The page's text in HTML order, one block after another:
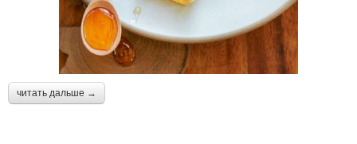
читать дальше →